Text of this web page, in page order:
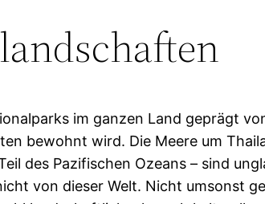
im ganzen Land geprägt
bewohnt wird. Die Meere um
des Pazifischen Ozeans – sind
von dieser Welt. Nicht umsonst